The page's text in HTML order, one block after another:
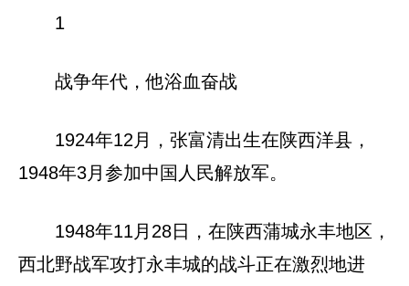
1
战争年代，他浴血奋战
1924年12月，张富清出生在陕西洋县，
1948年3月参加中国人民解放军。
1948年11月28日，在陕西蒲城永丰地区，
西北野战军攻打永丰城的战斗正在激烈地进